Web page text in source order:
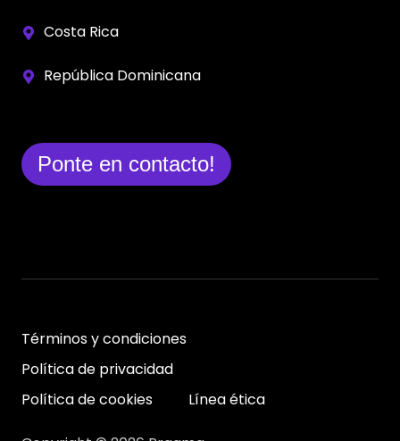
Costa Rica
República Dominicana
Ponte en contacto!
Términos y condiciones
Política de privacidad
Política de cookies
Línea ética